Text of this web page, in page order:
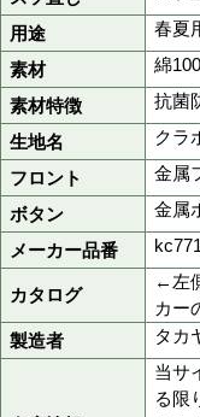
商品名
定価
販売価格